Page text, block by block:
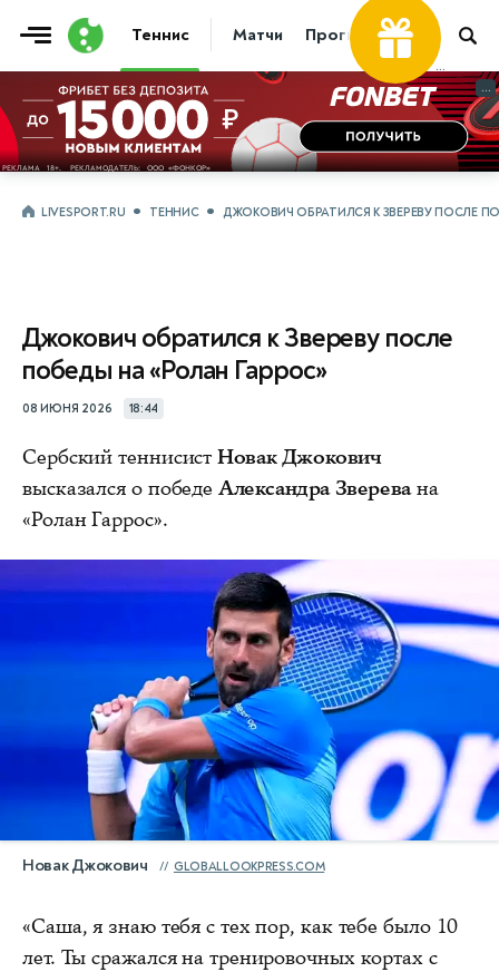
Теннис Матчи Прогнозы Новости
...
...
LIVESPORT.RU ТЕННИС ДЖОКОВИЧ ОБРАТИЛСЯ К ЗВЕРЕВУ ПОСЛЕ
Джокович обратился к Звереву после
победы на «Ролан Гаррос»
08 ИЮНЯ 2026 18:44
Cербский теннисистНовак Джокович
высказался о победе Александра Зверевана
«Ролан Гаррос».
Новак Джокович GLOBALLOOKPRESS.COM
«Саша, я знаю тебя с тех пор, как тебе было 10
лет. Ты сражался на тренировочных кортах с